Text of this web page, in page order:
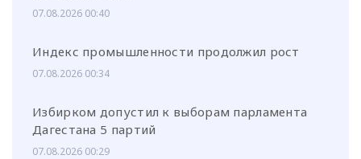
07.08.2026 00:40
Индекс промышленности продолжил рост
07.08.2026 00:34
Избирком допустил к выборам парламента
Дагестана 5 партий
07.08.2026 00:29